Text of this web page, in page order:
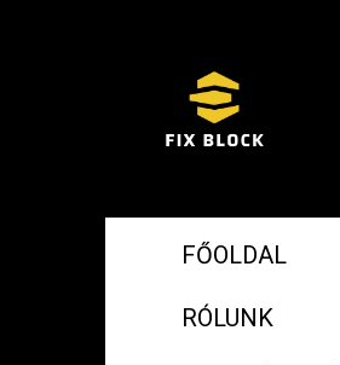
FŐOLDAL
RÓLUNK